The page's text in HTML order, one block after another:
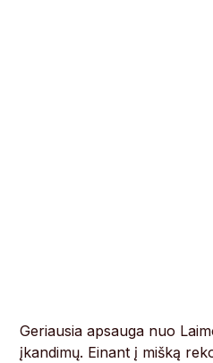
Geriausia apsauga nuo
įkandimų. Einant į mišką